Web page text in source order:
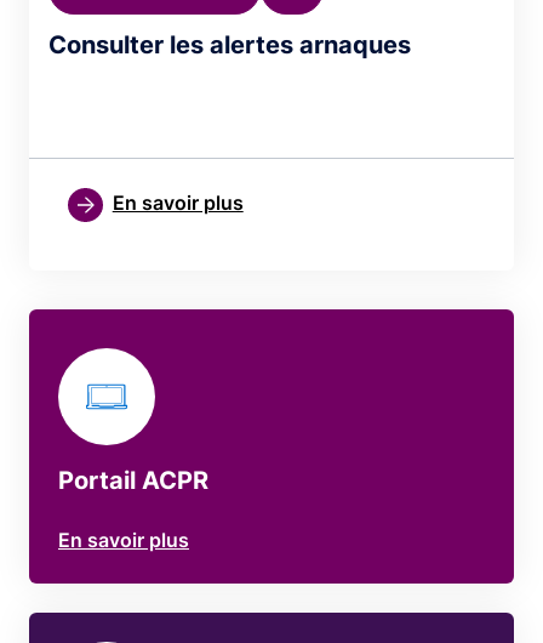
Consulter les alertes arnaques
En savoir plus
Portail ACPR
En savoir plus